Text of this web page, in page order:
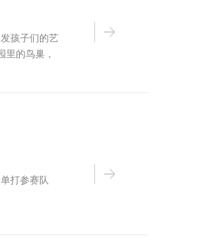
孩子们的艺
的鸟巢，
打参赛队